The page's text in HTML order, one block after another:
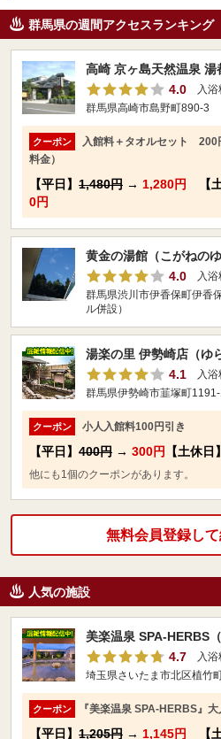
群馬県の週間アクセスランキング
高崎 京ヶ島天然温泉 湯
4.0
入浴
群馬県高崎市島野町890-3
クーポン
入館料＋タオルセット 200
料金）
【平日】 1,480円 → 1,280円 【土
0円
黄金の湯館（こがねの
4.0
入浴
群馬県渋川市伊香保町伊香
ル併設）
湯楽の里 伊勢崎店（ゆ
4.1
入浴
群馬県伊勢崎市韮塚町
クーポン 小人入館料100円引き
【平日】 400円 → 300円 【土休日】
他にも1個のクーポンがあります。
無料会員登録し
人気の施設
美楽温泉 SPA-HERBS
4.7
入浴
埼玉県さいたま市北区植竹
クーポン 『美楽温泉 SPA-HERBS』
【平日】 1,205円 → 1,145円 【土